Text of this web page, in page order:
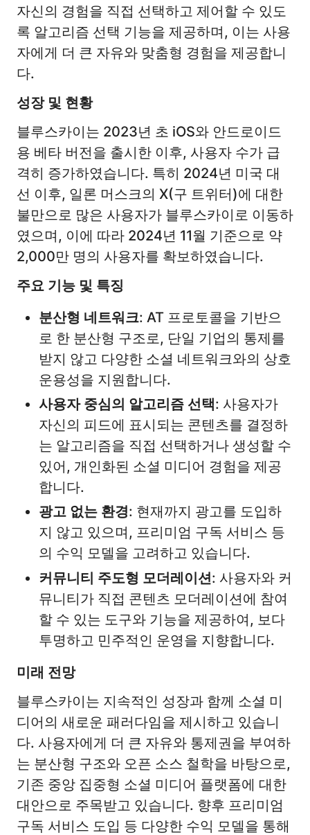
자신의 경험을 직접 선택하고 제어할 수 있도
록 알고리즘 선택 기능을 제공하며, 이는 사용
자에게 더 큰 자유와 맞춤형 경험을 제공합니
다. ​
성장 및 현황
블루스카이는 2023년 초 iOS와 안드로이드
용 베타 버전을 출시한 이후, 사용자 수가 급
격히 증가하였습니다. 특히 2024년 미국 대
선 이후, 일론 머스크의 X(구 트위터)에 대한
불만으로 많은 사용자가 블루스카이로 이동하
였으며, 이에 따라 2024년 11월 기준으로 약
2,000만 명의 사용자를 확보하였습니다. ​
주요 기능 및 특징
분산형 네트워크: AT 프로토콜을 기반으
로 한 분산형 구조로, 단일 기업의 통제를
받지 않고 다양한 소셜 네트워크와의 상호
운용성을 지원합니다.
사용자 중심의 알고리즘 선택: 사용자가
자신의 피드에 표시되는 콘텐츠를 결정하
는 알고리즘을 직접 선택하거나 생성할 수
있어, 개인화된 소셜 미디어 경험을 제공
합니다.
광고 없는 환경: 현재까지 광고를 도입하
지 않고 있으며, 프리미엄 구독 서비스 등
의 수익 모델을 고려하고 있습니다. ​
커뮤니티 주도형 모더레이션: 사용자와 커
뮤니티가 직접 콘텐츠 모더레이션에 참여
할 수 있는 도구와 기능을 제공하여, 보다
투명하고 민주적인 운영을 지향합니다. ​
미래 전망
블루스카이는 지속적인 성장과 함께 소셜 미
디어의 새로운 패러다임을 제시하고 있습니
다. 사용자에게 더 큰 자유와 통제권을 부여하
는 분산형 구조와 오픈 소스 철학을 바탕으로,
기존 중앙 집중형 소셜 미디어 플랫폼에 대한
대안으로 주목받고 있습니다. 향후 프리미엄
구독 서비스 도입 등 다양한 수익 모델을 통해